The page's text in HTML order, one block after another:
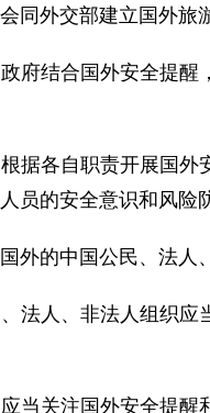
同外交部建立国外
府结合国外安全提
各自职责开展国外
员的安全意识和风险
外的中国公民、法人
人、非法人组织应
当关注国外安全提